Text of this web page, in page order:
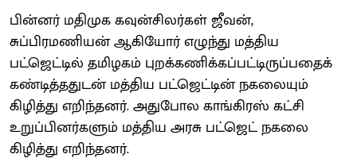
பின்னர் மதிமுக கவுன்சிலர்கள் ஜீவன்,
சுப்பிரமணியன் ஆகியோர் எழுந்து மத்திய
பட்ஜெட்டில் தமிழகம் புறக்கணிக்கப்பட்டிருப்பதைக்
கண்டித்ததுடன் மத்திய பட்ஜெட்டின் நகலையும்
கிழித்து எறிந்தனர். அதுபோல காங்கிரஸ் கட்சி
உறுப்பினர்களும் மத்திய அரசு பட்ஜெட் நகலை
கிழித்து எறிந்தனர்.